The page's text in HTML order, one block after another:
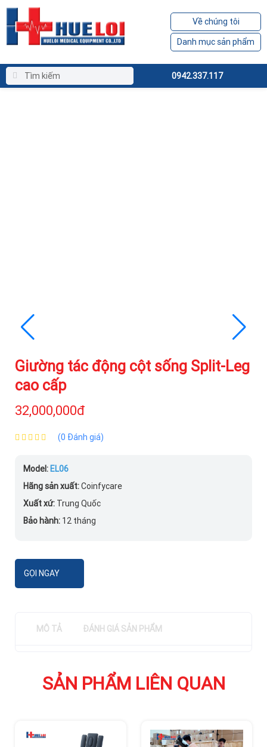
Về chúng tôi
Danh mục sản phẩm
0942.337.117
Giường tác động cột sống Split-Leg
cao cấp
32,000,000đ
(0 Đánh giá)
Model: EL06
Hãng sản xuất:Coinfycare
Xuất xứ: Trung Quốc
Bảo hành: 12 tháng
GỌI NGAY
MÔ TẢ ĐÁNH GIÁ SẢN PHẨM
SẢN PHẨM LIÊN QUAN